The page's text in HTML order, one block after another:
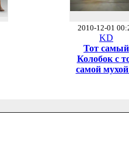
2010-12-01
KD
Тот самый
Колобок с
самой